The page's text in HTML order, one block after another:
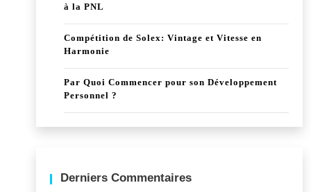
à la PNL
Compétition de Solex: Vintage et Vitesse en
Harmonie
Par Quoi Commencer pour son Développement
Personnel ?
Derniers Commentaires